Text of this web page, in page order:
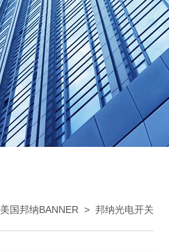
美国邦纳BANNER > 邦纳光电开关